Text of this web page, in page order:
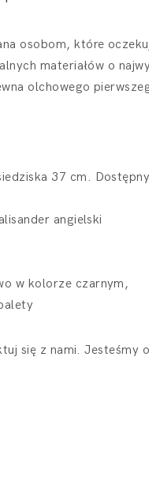
osobom, które
materiałów o
olchowego
37 cm.
angielski
w kolorze czarnym,
się z nami. Jesteśmy